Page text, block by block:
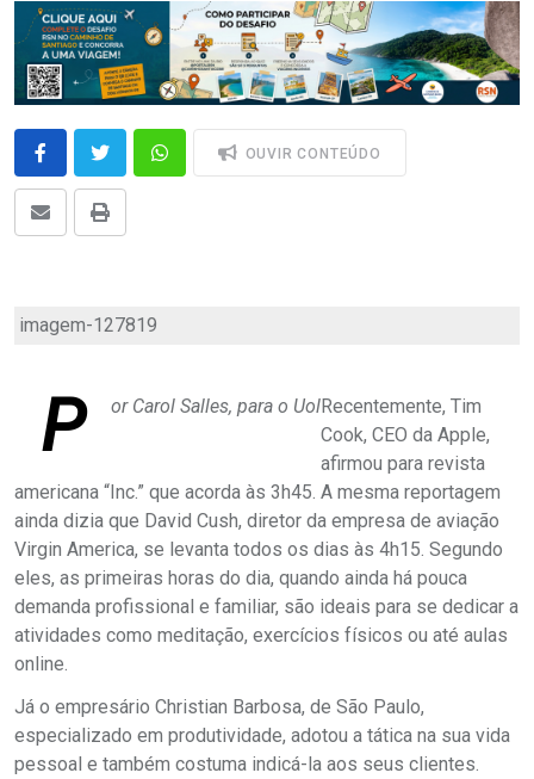
OUVIR CONTEÚDO
imagem-127819
P or Carol Salles, para o UolRecentemente, Tim
Cook, CEO da Apple,
afirmou para revista
americana “Inc.” que acorda às 3h45. A mesma reportagem
ainda dizia que David Cush, diretor da empresa de aviação
Virgin America, se levanta todos os dias às 4h15. Segundo
eles, as primeiras horas do dia, quando ainda há pouca
demanda profissional e familiar, são ideais para se dedicar a
atividades como meditação, exercícios físicos ou até aulas
online.
Já o empresário Christian Barbosa, de São Paulo,
especializado em produtividade, adotou a tática na sua vida
pessoal e também costuma indicá-la aos seus clientes.